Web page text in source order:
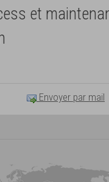
et
Envoyer par mail